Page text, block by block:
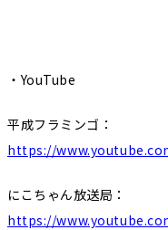
・YouTube
平成フラミンゴ：
https://
にこちゃん放送局：
https://